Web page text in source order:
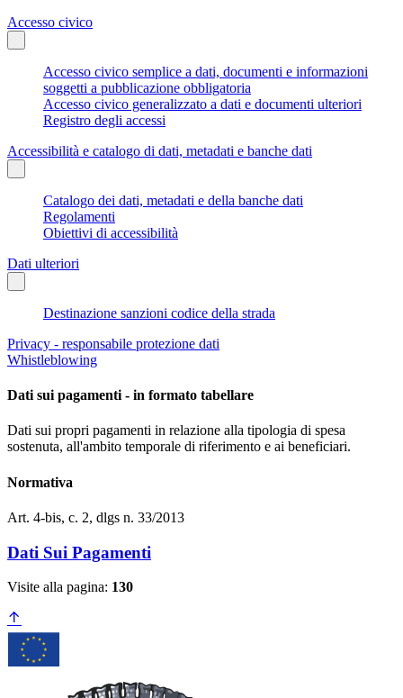
Accesso civico
Accesso civico semplice a dati, documenti e informazioni
soggetti a pubblicazione obbligatoria
Accesso civico generalizzato a dati e documenti ulteriori
Registro degli accessi
Accessibilità e catalogo di dati, metadati e banche dati
Catalogo dei dati, metadati e della banche dati
Regolamenti
Obiettivi di accessibilità
Dati ulteriori
Destinazione sanzioni codice della strada
Privacy - responsabile protezione dati
Whistleblowing
Dati sui pagamenti - in formato tabellare
Dati sui propri pagamenti in relazione alla tipologia di spesa
sostenuta, all'ambito temporale di riferimento e ai beneficiari.
Normativa
Art. 4-bis, c. 2, dlgs n. 33/2013
Dati Sui Pagamenti
Visite alla pagina: 130